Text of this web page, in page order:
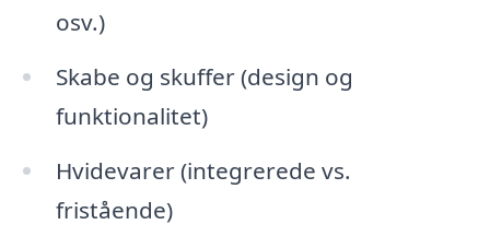
osv.)
Skabe og skuffer (design og
funktionalitet)
Hvidevarer (integrerede vs.
fristående)